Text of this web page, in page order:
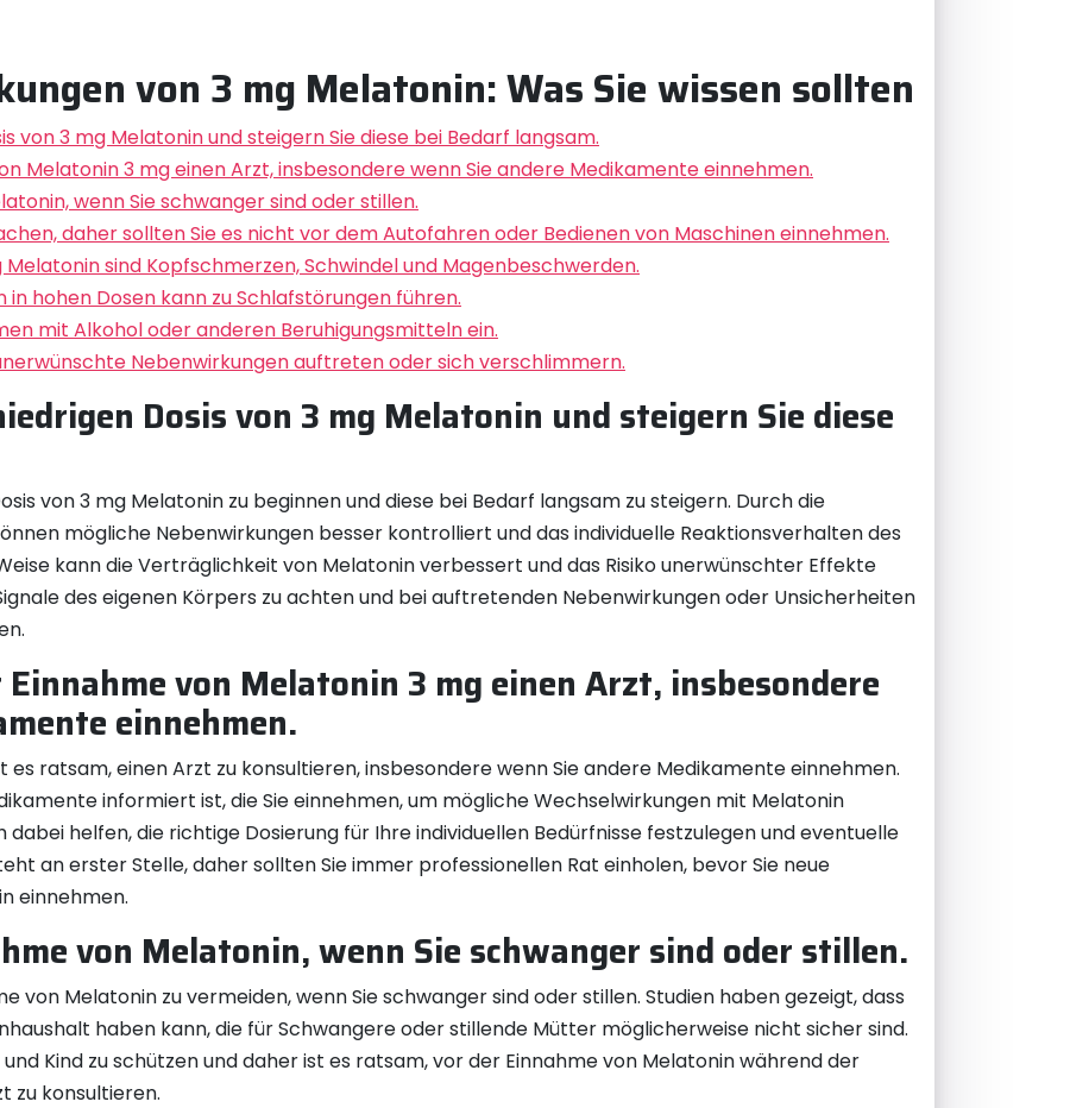
von 3 mg Melatonin: Was Sie wissen sollten
von 3 mg Melatonin und steigern Sie diese bei Bedarf langsam.
Melatonin 3 mg einen Arzt, insbesondere wenn Sie andere Medikamente einnehmen.
wenn Sie schwanger sind oder stillen.
daher sollten Sie es nicht vor dem Autofahren oder Bedienen von Maschinen einnehmen.
sind Kopfschmerzen, Schwindel und Magenbeschwerden.
hohen Dosen kann zu Schlafstörungen führen.
mit Alkohol oder anderen Beruhigungsmitteln ein.
Nebenwirkungen auftreten oder sich verschlimmern.
Dosis von 3 mg Melatonin und steigern Sie diese
von 3 mg Melatonin zu beginnen und diese bei Bedarf langsam zu steigern. Durch die
mögliche Nebenwirkungen besser kontrolliert und das individuelle Reaktionsverhalten des
kann die Verträglichkeit von Melatonin verbessert und das Risiko unerwünschter Effekte
des eigenen Körpers zu achten und bei auftretenden Nebenwirkungen oder Unsicherheiten
von Melatonin 3 mg einen Arzt, insbesondere
einnehmen.
ratsam, einen Arzt zu konsultieren, insbesondere wenn Sie andere Medikamente einnehmen.
informiert ist, die Sie einnehmen, um mögliche Wechselwirkungen mit Melatonin
dabei helfen, die richtige Dosierung für Ihre individuellen Bedürfnisse festzulegen und eventuelle
an erster Stelle, daher sollten Sie immer professionellen Rat einholen, bevor Sie neue
einnehmen.
von Melatonin, wenn Sie schwanger sind oder stillen.
von Melatonin zu vermeiden, wenn Sie schwanger sind oder stillen. Studien haben gezeigt, dass
haben kann, die für Schwangere oder stillende Mütter möglicherweise nicht sicher sind.
Kind zu schützen und daher ist es ratsam, vor der Einnahme von Melatonin während der
zu konsultieren.